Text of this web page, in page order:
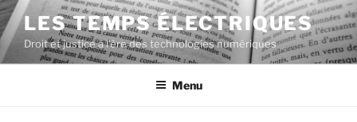
Aller
au
contenu
principal
LES TEMPS ÉLECTRIQUES
Droit et justice à l'ère des technologies numériques
Menu